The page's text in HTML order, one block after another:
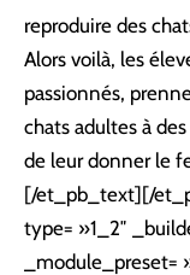
reproduire des
Alors voilà, les
passionnés,
chats adultes à
de leur donner le
[/et_pb_text][/
type= »1_2″